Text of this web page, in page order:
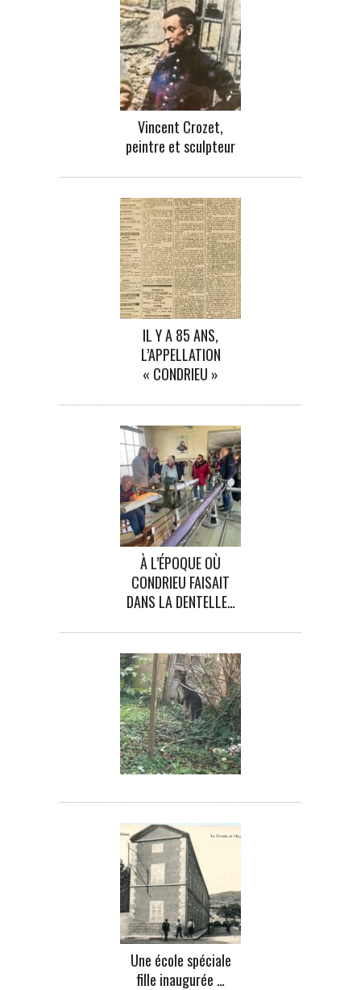
Vincent Crozet,
peintre et sculpteur
IL Y A 85 ANS,
L’APPELLATION
« CONDRIEU »
À L’ÉPOQUE OÙ
CONDRIEU FAISAIT
DANS LA DENTELLE…
Une école spéciale
fille inaugurée …